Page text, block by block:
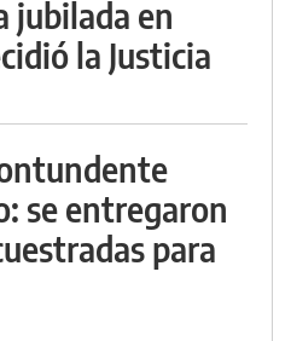
jubilada en
la Justicia
se entregaron
para